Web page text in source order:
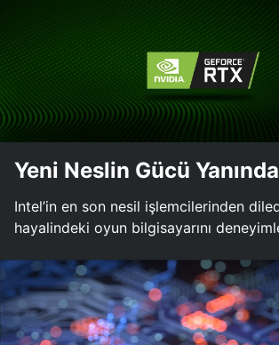
Yeni Neslin Gücü Yanında
Intel’in en son nesil işlemcilerinden
hayalindeki oyun bilgisayarını